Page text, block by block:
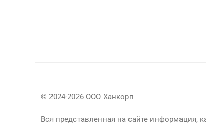
© 2024-2026 ООО Ханкорп
Вся представленная на сайте информация,